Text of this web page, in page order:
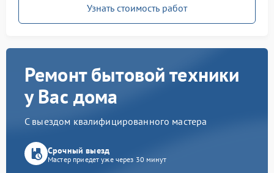
Узнать стоимость работ
Ремонт бытовой техники
у Вас дома
С выездом квалифицированного мастера
Срочный выезд
Мастер приедет уже через 30 минут